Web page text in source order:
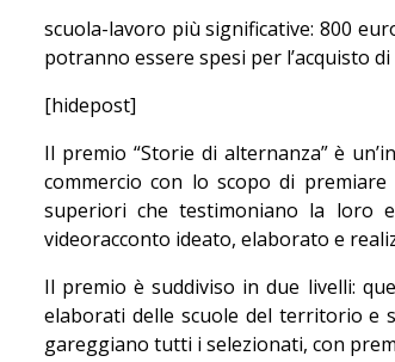
scuola-lavoro più significative: 800
potranno essere spesi per l’acquisto
[hidepost]
Il premio “Storie di alternanza” è
commercio con lo scopo di
superiori che testimoniano la loro
videoracconto ideato, elaborato e
Il premio è suddiviso in due livelli:
elaborati delle scuole del territorio e
gareggiano tutti i selezionati, con